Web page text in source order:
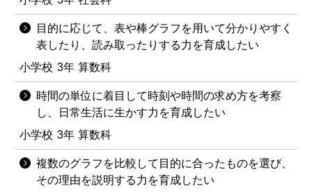
目的に応じて、表や棒グラフを用いて分かりやすく
表したり、読み取ったりする力を育成したい
小学校 3年 算数科
時間の単位に着目して時刻や時間の求め方を考察
し、日常生活に生かす力を育成したい
小学校 3年 算数科
複数のグラフを比較して目的に合ったものを選び、
その理由を説明する力を育成したい